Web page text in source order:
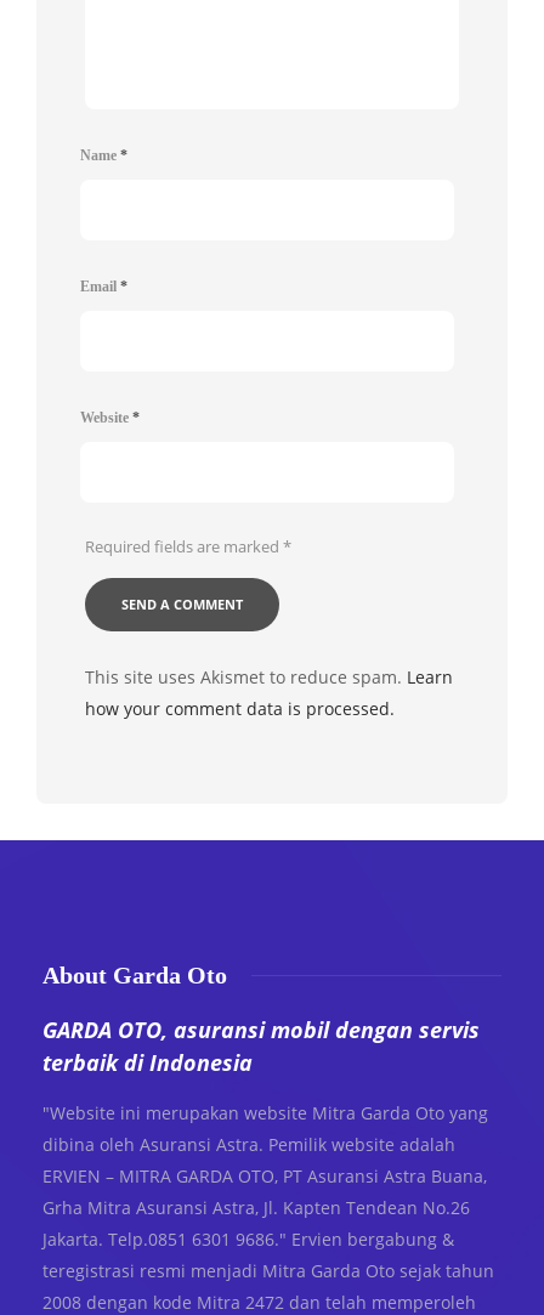
Name *
Email *
Website *
Required fields are marked *
This site uses Akismet to reduce spam. Learn
how your comment data is processed.
About Garda Oto
GARDA OTO, asuransi mobil dengan servis
terbaik di Indonesia
"Website ini merupakan website Mitra Garda Oto yang
dibina oleh Asuransi Astra. Pemilik website adalah
ERVIEN – MITRA GARDA OTO, PT Asuransi Astra Buana,
Grha Mitra Asuransi Astra, Jl. Kapten Tendean No.26
Jakarta. Telp.0851 6301 9686." Ervien bergabung &
teregistrasi resmi menjadi Mitra Garda Oto sejak tahun
2008 dengan kode Mitra 2472 dan telah memperoleh